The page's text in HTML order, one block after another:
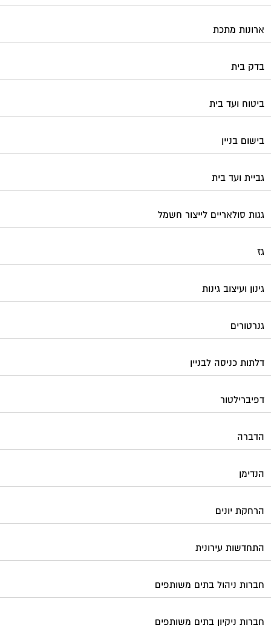
ארונות מתכת
בדק בית
ביטוח ועד בית
בישום בניין
גביית ועד בית
גגות סולאריים לייצור חשמל
גז
גינון ועיצוב גינות
גנרטורים
דלתות כניסה לבניין
דפיברילטור
הדברה
הנדימן
הרחקת יונים
התחדשות עירונית
חברות ניהול בתים משותפים
חברות ניקיון בתים משותפים